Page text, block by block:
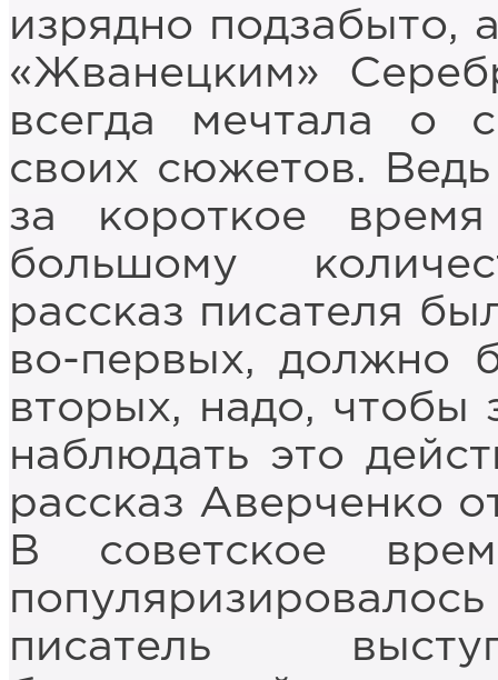
изрядно подзабыто,
«Жванецким»
всегда мечтала о
своих сюжетов.
за короткое время
большому
рассказ писателя
во-первых, должно
вторых, надо, чтобы
наблюдать это
рассказ Аверченко
В советское
писатель